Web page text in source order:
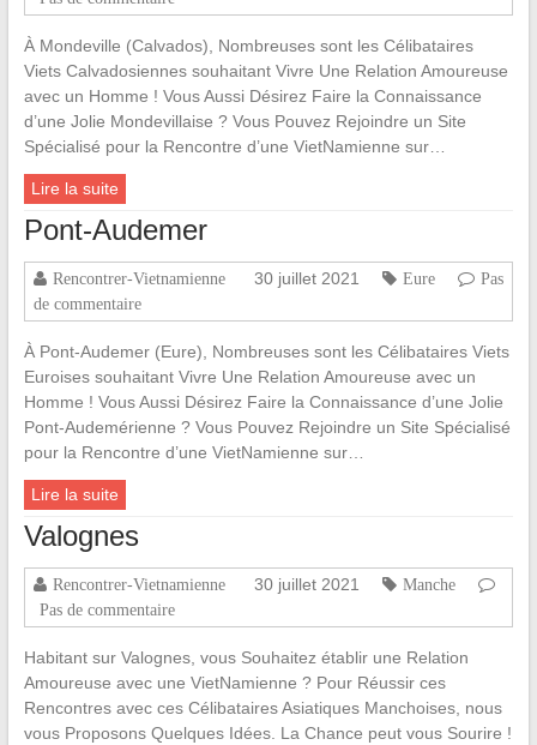
À Mondeville (Calvados), Nombreuses sont les Célibataires
Viets Calvadosiennes souhaitant Vivre Une Relation Amoureuse
avec un Homme ! Vous Aussi Désirez Faire la Connaissance
d’une Jolie Mondevillaise ? Vous Pouvez Rejoindre un Site
Spécialisé pour la Rencontre d’une VietNamienne sur…
Lire la suite
Pont-Audemer
Rencontrer-Vietnamienne 30 juillet 2021 Eure
Pas
de commentaire
À Pont-Audemer (Eure), Nombreuses sont les Célibataires Viets
Euroises souhaitant Vivre Une Relation Amoureuse avec un
Homme ! Vous Aussi Désirez Faire la Connaissance d’une Jolie
Pont-Audemérienne ? Vous Pouvez Rejoindre un Site Spécialisé
pour la Rencontre d’une VietNamienne sur…
Lire la suite
Valognes
Rencontrer-Vietnamienne 30 juillet 2021
Manche
Pas de commentaire
Habitant sur Valognes, vous Souhaitez établir une Relation
Amoureuse avec une VietNamienne ? Pour Réussir ces
Rencontres avec ces Célibataires Asiatiques Manchoises, nous
vous Proposons Quelques Idées. La Chance peut vous Sourire !